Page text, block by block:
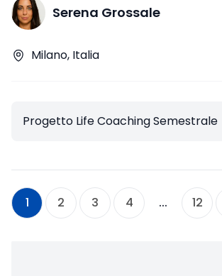
Serena Grossale
Milano, Italia
Progetto Life Coaching Semestrale
1 2 3 4 ... 12